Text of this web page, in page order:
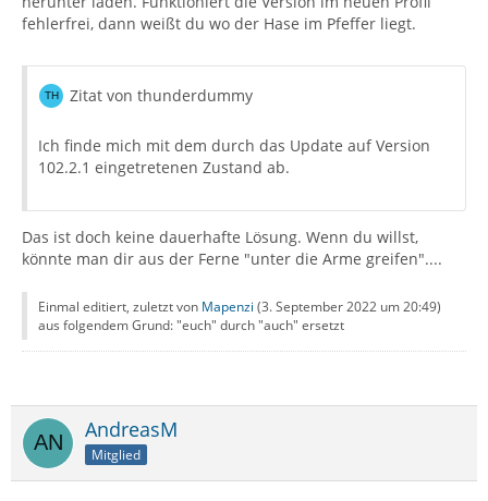
fehlerfrei, dann weißt du wo der Hase im Pfeffer liegt.
Zitat von thunderdummy
Ich finde mich mit dem durch das Update auf Version
102.2.1 eingetretenen Zustand ab.
Das ist doch keine dauerhafte Lösung. Wenn du willst,
könnte man dir aus der Ferne "unter die Arme greifen"....
Einmal editiert, zuletzt von Mapenzi (3. September 2022 um 20:49)
aus folgendem Grund: "euch" durch "auch" ersetzt
AndreasM
Mitglied